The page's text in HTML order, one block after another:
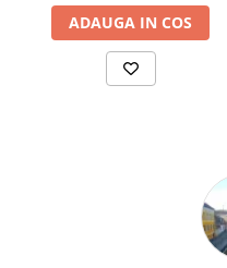
ADAUGA IN COS